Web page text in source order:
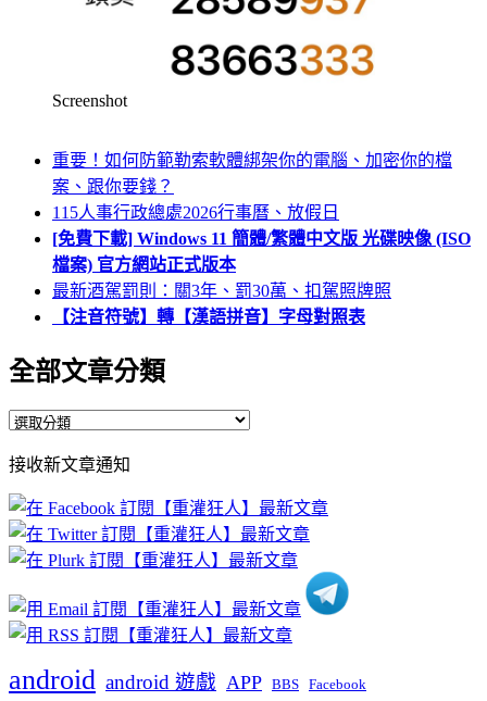
Screenshot
重要！如何防範勒索軟體綁架你的電腦、加密你的檔
案、跟你要錢？
115人事行政總處2026行事曆、放假日
[免費下載] Windows 11 簡體/繁體中文版 光碟映像 (ISO
檔案) 官方網站正式版本
最新酒駕罰則：關3年、罰30萬、扣駕照牌照
【注音符號】轉【漢語拼音】字母對照表
全部文章分類
全
文
章
分
類
接收新文章通知
android android 遊戲 APP BBS Facebook